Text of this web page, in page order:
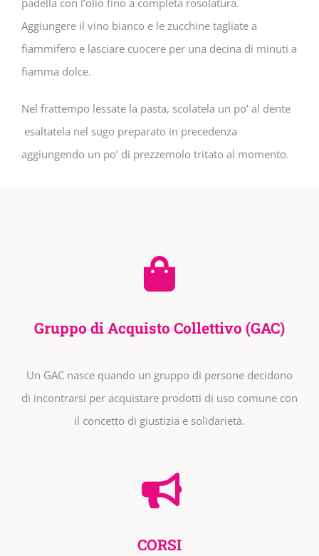
padella con l’olio fino a completa rosolatura.
Aggiungere il vino bianco e le zucchine tagliate a
fiammifero e lasciare cuocere per una decina di minuti a
fiamma dolce.
Nel frattempo lessate la pasta, scolatela un po’ al dente
esaltatela nel sugo preparato in precedenza
aggiungendo un po’ di prezzemolo tritato al momento.
Gruppo di Acquisto Collettivo (GAC)
Un GAC nasce quando un gruppo di persone decidono
di incontrarsi per acquistare prodotti di uso comune con
il concetto di giustizia e solidarietà.
CORSI